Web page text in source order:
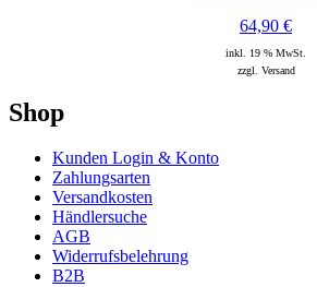
64,90 €
inkl. 19 % MwSt.
zzgl. Versand
Shop
Kunden Login & Konto
Zahlungsarten
Versandkosten
Händlersuche
AGB
Widerrufsbelehrung
B2B